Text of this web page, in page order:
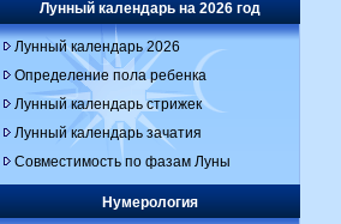
Лунный календарь на 2026 год
Лунный календарь 2026
Определение пола ребенка
Лунный календарь стрижек
Лунный календарь зачатия
Совместимость по фазам Луны
Нумерология